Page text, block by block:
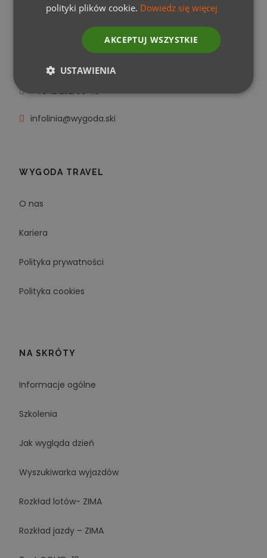
KONTAKT
WYGODA TRAVEL SP. Z O.O.
Pl. Bohaterów Getta 17/14
30-547 Kraków
+48 12 252 09 45
infolinia@wygoda.ski
WYGODA TRAVEL
O nas
Kariera
Polityka prywatności
Polityka cookies
NA SKRÓTY
Informacje ogólne
Szkolenia
Jak wygląda dzień
Wyszukiwarka wyjazdów
Rozkład lotów- ZIMA
Rozkład jazdy – ZIMA
polityki plików cookie. Dowiedz się więcej
AKCEPTUJ WSZYSTKIE
USTAWIENIA